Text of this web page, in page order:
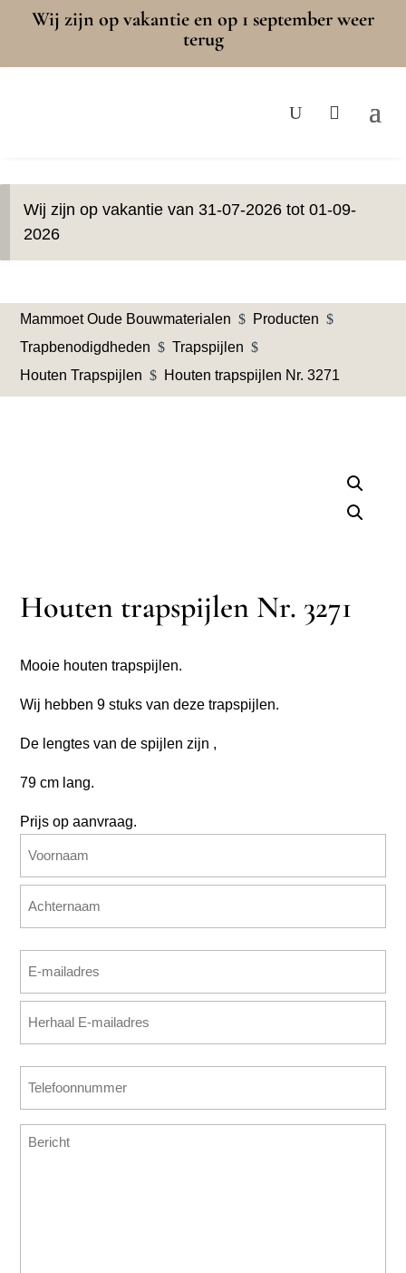
Wij zijn op vakantie en op 1 september weer
terug
Wij zijn op vakantie van 31-07-2026 tot 01-09-
2026
Mammoet Oude Bouwmaterialen $ Producten $
Trapbenodigdheden $ Trapspijlen $
Houten Trapspijlen $ Houten trapspijlen Nr. 3271
Houten trapspijlen Nr. 3271
Mooie houten trapspijlen.
Wij hebben 9 stuks van deze trapspijlen.
De lengtes van de spijlen zijn ,
79 cm lang.
Prijs op aanvraag.
mailadres
bevestigen
Bericht